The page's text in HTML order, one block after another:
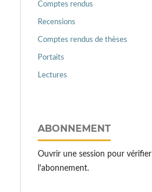
Comptes rendus
Recensions
Comptes rendus de thèses
Portaits
Lectures
ABONNEMENT
Ouvrir une session pour vérifier
l'abonnement.